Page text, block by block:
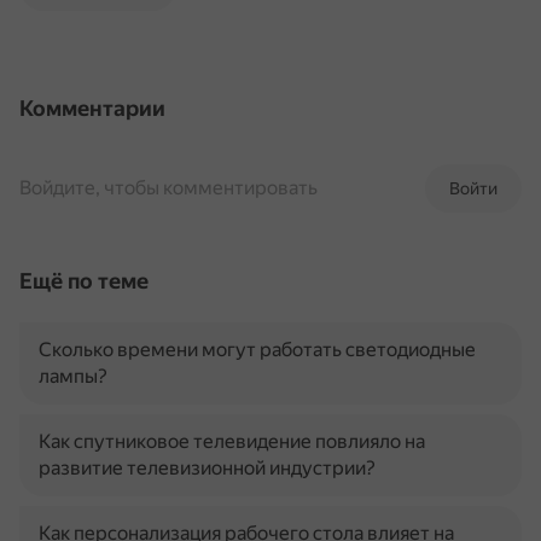
Комментарии
Войти
Войдите, чтобы комментировать
Ещё по теме
Сколько времени могут работать светодиодные
лампы?
Как спутниковое телевидение повлияло на
развитие телевизионной индустрии?
Как персонализация рабочего стола влияет на